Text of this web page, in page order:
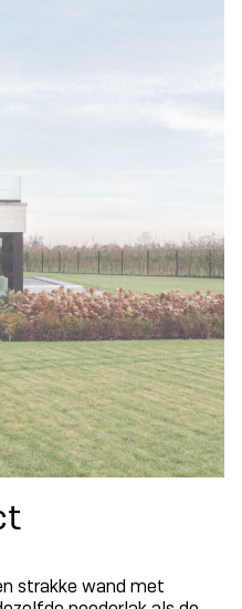
strakke wand met